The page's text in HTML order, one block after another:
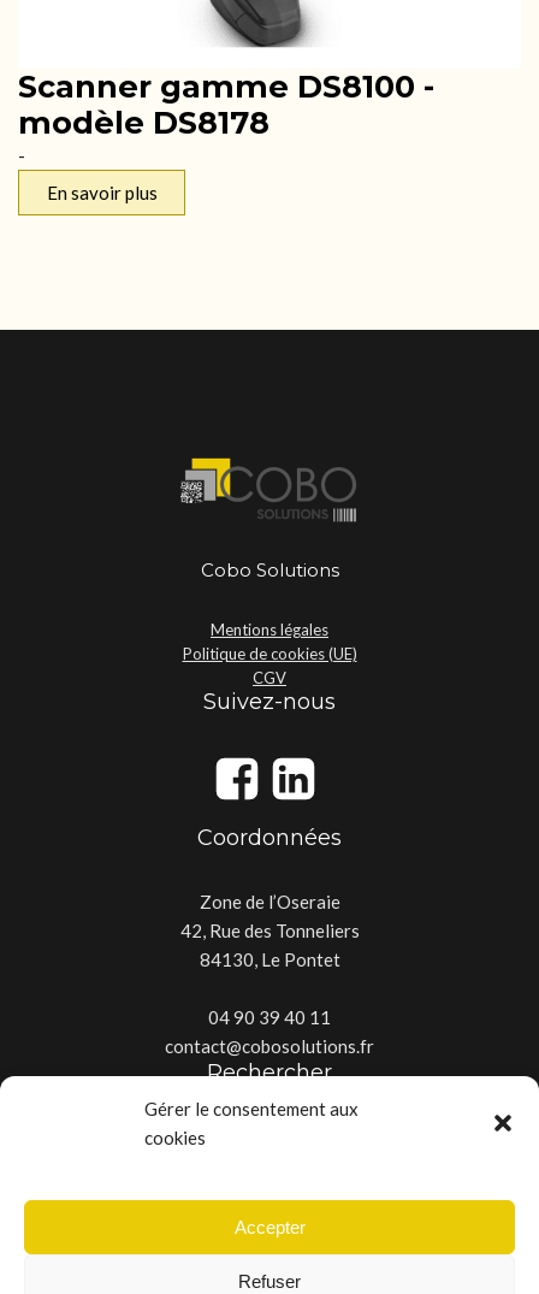
Gérer le consentement aux
cookies
Accepter
Refuser
Scanner gamme DS8100 -
modèle DS8178
-
En savoir plus
Cobo Solutions
Mentions légales
Politique de cookies (UE)
CGV
Suivez-nous
Coordonnées
Zone de l’Oseraie
42, Rue des Tonneliers
84130, Le Pontet
04 90 39 40 11
contact@cobosolutions.fr
Rechercher